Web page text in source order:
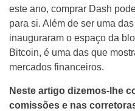
este ano, comprar Dash
para si. Além de ser uma
inauguraram o espaço da
Bitcoin, é uma das que
mercados financeiros.
Neste artigo dizemos-lhe
comissões e nas